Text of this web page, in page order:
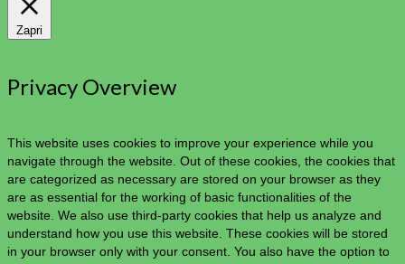
Zapri
Privacy Overview
This website uses cookies to improve your experience while you
navigate through the website. Out of these cookies, the cookies that
are categorized as necessary are stored on your browser as they
are as essential for the working of basic functionalities of the
website. We also use third-party cookies that help us analyze and
understand how you use this website. These cookies will be stored
in your browser only with your consent. You also have the option to